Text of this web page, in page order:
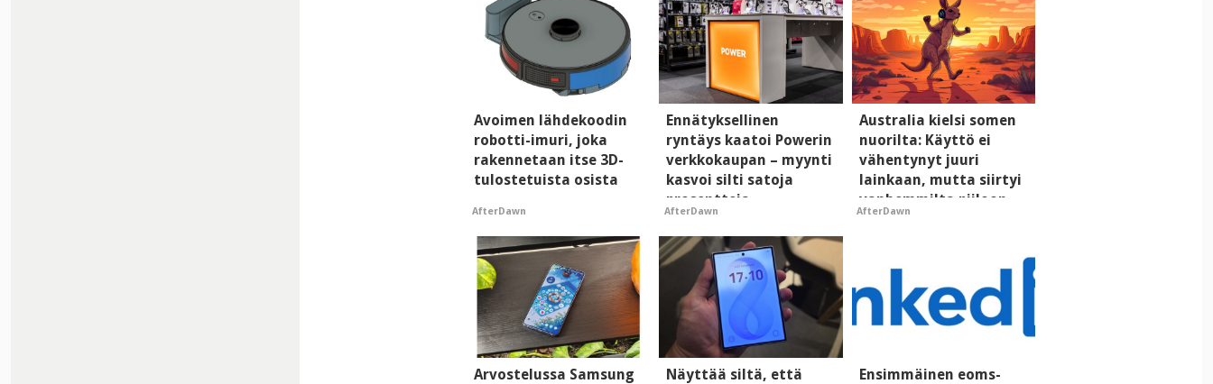
Avoimen lähdekoodin
robotti-imuri, joka
rakennetaan itse 3D-
tulostetuista osista
AfterDawn
Ennätyksellinen
ryntäys kaatoi Powerin
verkkokaupan – myynti
kasvoi silti satoja
prosentteja
AfterDawn
Australia kielsi somen
nuorilta: Käyttö ei
vähentynyt juuri
lainkaan, mutta siirtyi
vanhemmilta piiloon
AfterDawn
Arvostelussa Samsung
Näyttää siltä, että
Ensimmäinen eoms-